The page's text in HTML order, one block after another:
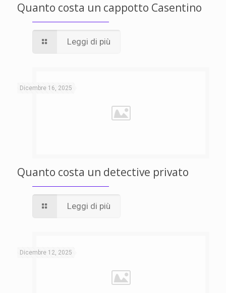
Quanto costa un cappotto Casentino
Leggi di più
Dicembre 16, 2025
Quanto costa un detective privato
Leggi di più
Dicembre 12, 2025